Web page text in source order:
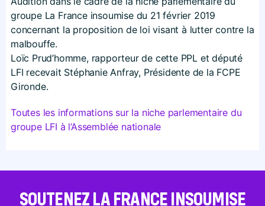
groupe La France insoumise du 21 février 2019
concernant la proposition de loi visant à lutter contre la
malbouffe.
Loïc Prud’homme, rapporteur de cette PPL et député
LFI recevait Stéphanie Anfray, Présidente de la FCPE
Gironde.
Toutes les informations sur la niche parlementaire du
groupe LFI à l’Assemblée nationale
SOUTENEZ LA FRANCE INSOUMISE